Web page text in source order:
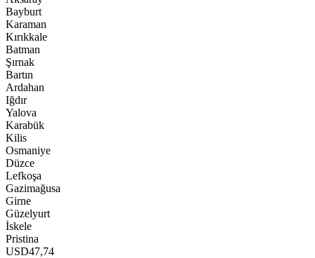
Bayburt
Karaman
Kırıkkale
Batman
Şırnak
Bartın
Ardahan
Iğdır
Yalova
Karabük
Kilis
Osmaniye
Düzce
Lefkoşa
Gazimağusa
Girne
Güzelyurt
İskele
Pristina
USD47,74